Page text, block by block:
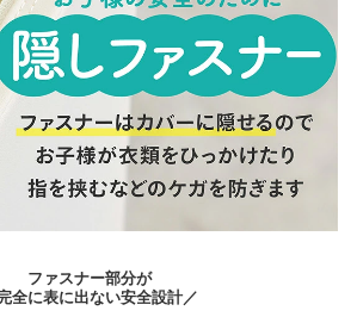
ファスナー部分が
全に表に出ない安全設計／